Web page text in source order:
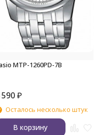
MTP-1260PD-7B
590 ₽
Осталось несколько штук
В корзину